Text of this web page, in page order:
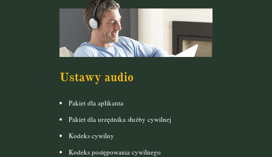
Ustawy audio
Pakiet dla aplikanta
Pakiet dla urzędnika służby cywilnej
Kodeks cywilny
Kodeks postępowania cywilnego